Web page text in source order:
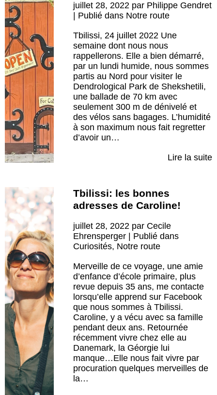
juillet 28, 2022 par Philippe Gendret
| Publié dans Notre route
Tbilissi, 24 juillet 2022 Une
semaine dont nous nous
rappellerons. Elle a bien démarré,
par un lundi humide, nous sommes
partis au Nord pour visiter le
Dendrological Park de Shekshetili,
une ballade de 70 km avec
seulement 300 m de dénivelé et
des vélos sans bagages. L’humidité
à son maximum nous fait regretter
d’avoir un…
Lire la suite
Tbilissi: les bonnes
adresses de Caroline!
juillet 28, 2022 par Cecile
Ehrensperger | Publié dans
Curiosités, Notre route
Merveille de ce voyage, une amie
d’enfance d’école primaire, plus
revue depuis 35 ans, me contacte
lorsqu’elle apprend sur Facebook
que nous sommes à Tbilissi.
Caroline, y a vécu avec sa famille
pendant deux ans. Retournée
récemment vivre chez elle au
Danemark, la Géorgie lui
manque…Elle nous fait vivre par
procuration quelques merveilles de
la…